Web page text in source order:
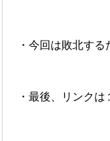
・今回は敗北する
・最後、リンクは